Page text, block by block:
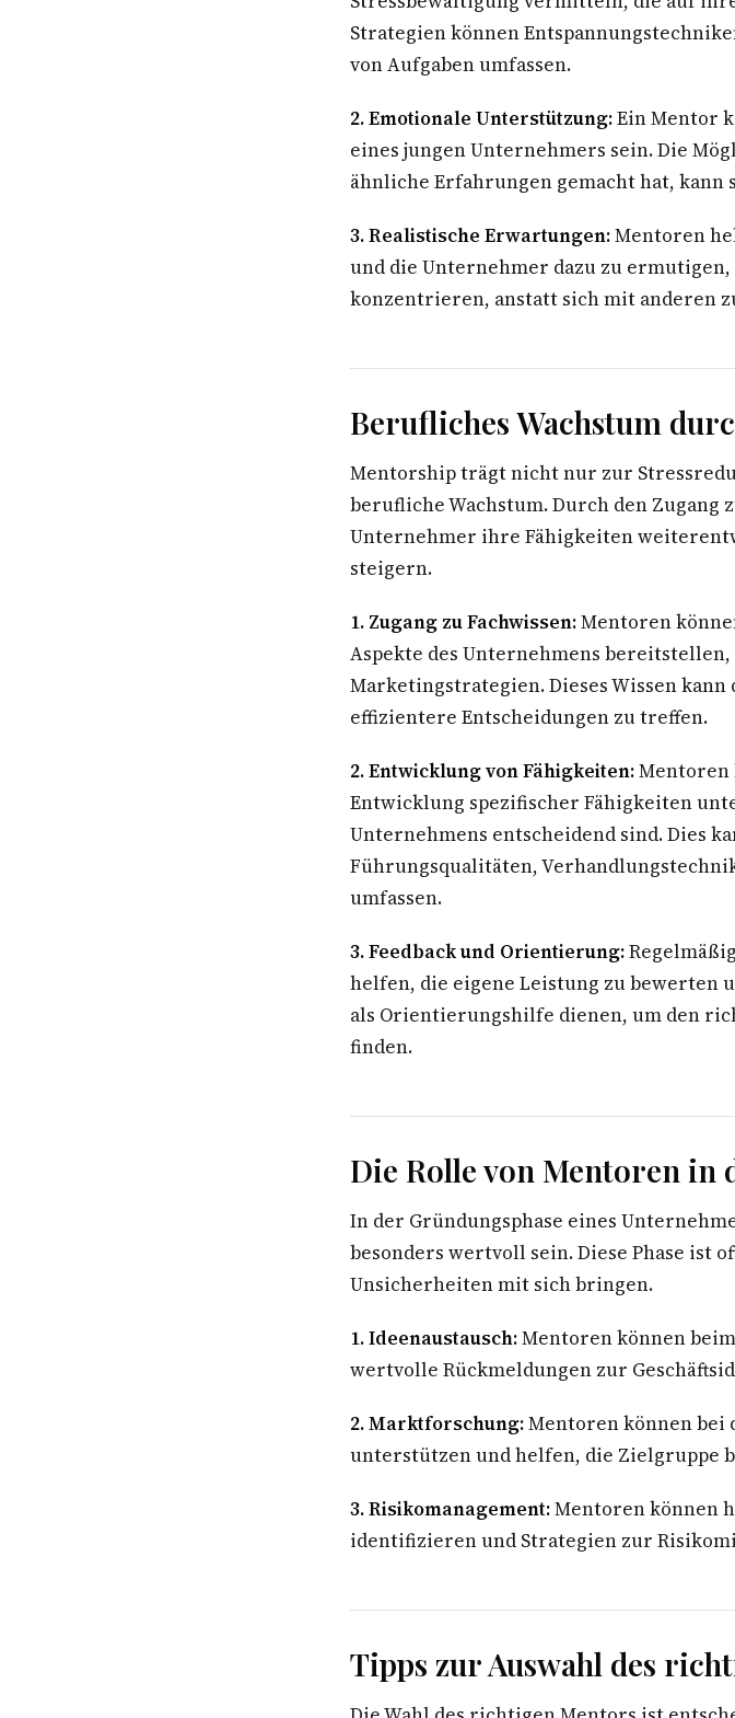
Strategien können
von Aufgaben umfassen.
2. Emotionale Unterstützung:Ein Mentor
eines jungen Unternehmers sein. Die
ähnliche Erfahrungen gemacht hat,
3. Realistische Erwartungen:Mentoren
und die Unternehmer dazu zu
konzentrieren, anstatt sich mit anderen
Berufliches Wachstum
Mentorship trägt nicht nur zur
berufliche Wachstum. Durch den Zugang
Unternehmer ihre Fähigkeiten
steigern.
1. Zugang zu Fachwissen:Mentoren
Aspekte des Unternehmens
Marketingstrategien. Dieses Wissen
effizientere Entscheidungen zu treffen.
2. Entwicklung von Fähigkeiten:Mentoren
Entwicklung spezifischer Fähigkeiten
Unternehmens entscheidend sind. Dies
Führungsqualitäten,
umfassen.
3. Feedback und Orientierung:
helfen, die eigene Leistung zu bewerten
als Orientierungshilfe dienen, um den
finden.
Die Rolle von Mentoren in
In der Gründungsphase eines
besonders wertvoll sein. Diese Phase ist
Unsicherheiten mit sich bringen.
1. Ideenaustausch:Mentoren können
wertvolle Rückmeldungen zur
2. Marktforschung:Mentoren können
unterstützen und helfen, die Zielgruppe
3. Risikomanagement:Mentoren können
identifizieren und Strategien zur
Tipps zur Auswahl des